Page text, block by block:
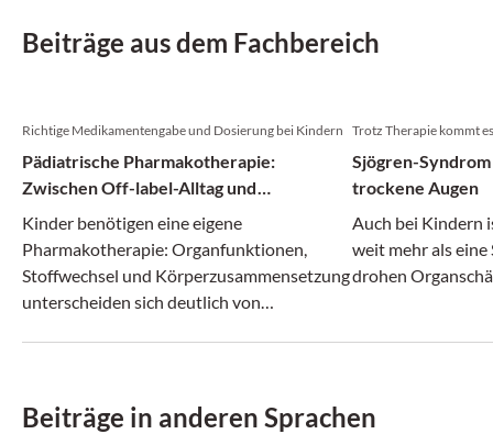
Beiträge aus dem Fachbereich
Richtige Medikamentengabe und Dosierung bei Kindern
Pädiatrische Pharmakotherapie:
Zwischen Off-label-Alltag und
evidenzbasierten Empfehlungen
Kinder benötigen eine eigene
Pharmakotherapie: Organfunktionen,
Stoffwechsel und Körperzusammensetzung
unterscheiden sich deutlich von
Trotz Therapie kommt
Sjögren-
trockene Augen
Auch bei Kindern
weit mehr als
drohen
Beiträge in anderen Sprachen